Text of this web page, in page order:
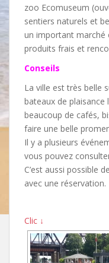
zoo Ecomuseum
sentiers naturels et
un important marché
produits frais et
Conseils
La ville est très belle
bateaux de plaisance
beaucoup de cafés,
faire une belle
Il y a plusieurs
vous pouvez
C’est aussi possible
avec une réservation.
Clic ↓